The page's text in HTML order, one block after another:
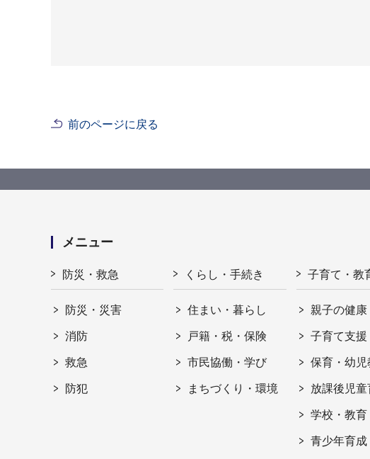
前のページに戻る
メニュー
防災・救急
防災・災害
消防
救急
防犯
くらし・手続き
住まい・暮らし
戸籍・税・保険
市民協働・学び
まちづくり・環境
子育て・教
親子の健康
子育て支援
保育・幼児
放課後児童
学校・教育
青少年育成